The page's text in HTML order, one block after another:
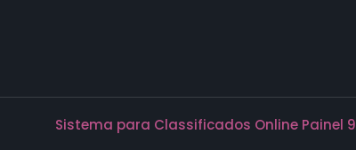
Sistema para Classificados Online Painel 9